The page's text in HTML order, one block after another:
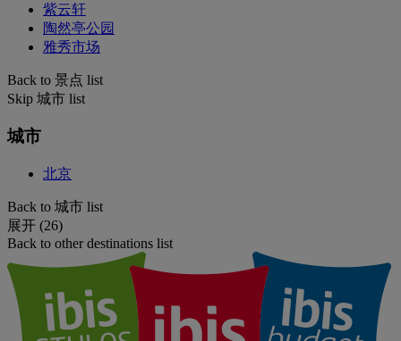
紫云轩
陶然亭公园
雅秀市场
Back to 景点 list
Skip 城市 list
城市
北京
Back to 城市 list
展开 (26)
Back to other destinations list